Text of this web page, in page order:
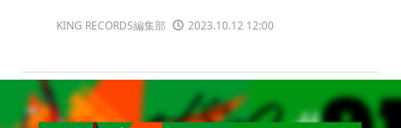
KING RECORDS編集部 2023.10.12 12:00